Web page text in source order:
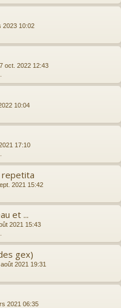
2023 10:02
oct. 2022 12:43
10:04
17:10
repetita
2021 15:42
et ...
2021 15:43
gex)
août 2021 19:31
2021 06:35